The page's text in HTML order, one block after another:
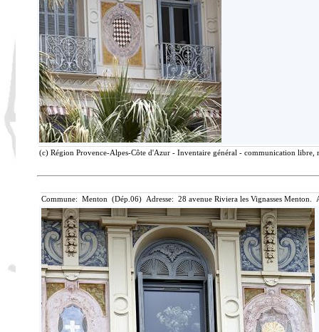
(c) Région Provence-Alpes-Côte d'Azur - Inventaire général - communication libre,
Commune: Menton (Dép.06) Adresse: 28 avenue Riviera les Vignasses